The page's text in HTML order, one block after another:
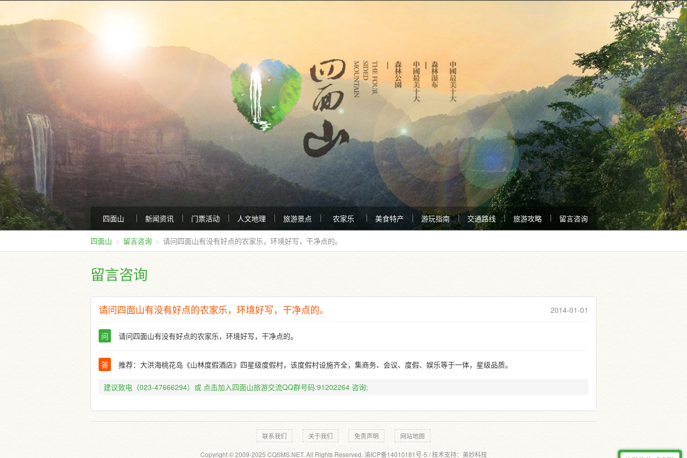
四面山 新闻资讯 门票活动 人文地理 旅游景点 农家乐 美食特产 游玩指南 交通路线 旅游攻略 留言咨询
四面山 留言咨询 请问四面山有没有好点的农家乐，环境好写，干净点的。
留言咨询
请问四面山有没有好点的农家乐，环境好写，干净点的。 2014-01-01
问 请问四面山有没有好点的农家乐，环境好写，干净点的。
答 推荐：大洪海桃花岛《山林度假酒店》四星级度假村，该度假村设施齐全，集商务、会议、度假、娱乐等于一体，星级品质。
建议致电（023-47666294）或 点击加入四面山旅游交流QQ群号码:91202264 咨询;
联系我们 关于我们 免责声明 网站地图
Copyright © 2009-2025 CQSMS.NET. All Rights Reserved. 渝ICP备14010181号-5 / 技术支持： 美妙科技